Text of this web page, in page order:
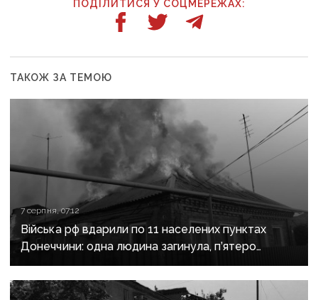
ПОДІЛИТИСЯ У СОЦМЕРЕЖАХ:
ТАКОЖ ЗА ТЕМОЮ
7 серпня, 07:12
Війська рф вдарили по 11 населених пунктах
Донеччини: одна людина загинула, п’ятеро
поранені